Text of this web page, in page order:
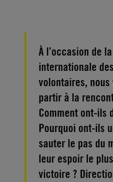
À l’occasion de
internationale
volontaires, nous
partir à la
Comment ont-ils
Pourquoi ont-ils
sauter le pas du
leur espoir le
victoire ?